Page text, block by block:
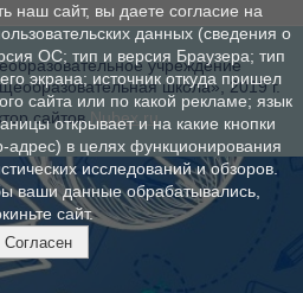
учреждение
школа», 2019 г.
сайтовNubex.ru
наш сайт, вы даете согласие на
данных (сведения о
ОС; тип и версия Браузера; тип
экрана; источник откуда пришел
сайта или по какой рекламе; язык
открывает и на какие кнопки
адрес) в целях функционирования
исследований и обзоров.
ваши данные обрабатывались,
сайт.
Согласен